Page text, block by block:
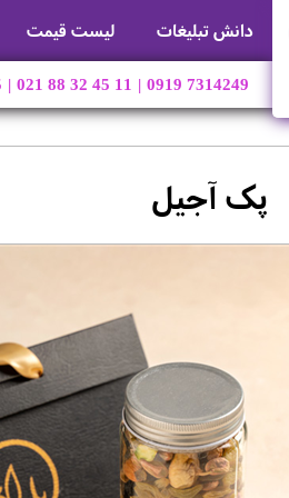
دانش تبلیغات لیست قیمت
| 021 88 32 45 11 | 0919 7314249
پک آجیل